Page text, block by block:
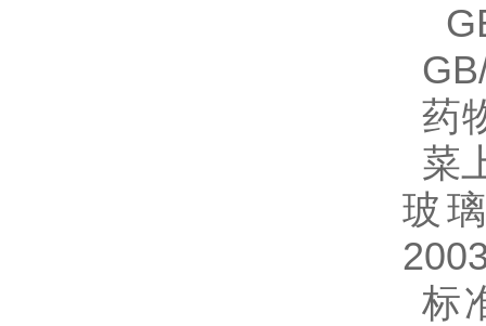
药
菜
玻
标